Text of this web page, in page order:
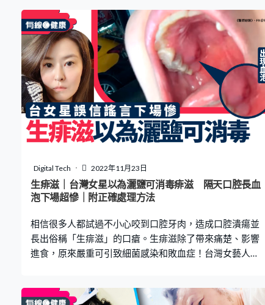
敏反應。 2歲男童霉菌入體內 致呼吸道疾病不治 據英國
《BBC》報道，當地一名2歲男童Awaab Ishak，因經常咳
嗽和氣喘且不斷惡化而入院，可惜多次轉院治療最終仍不
治。負責驗屍的醫生指，男童的呼吸道收緊並過敏，檢查
發現了內有由真菌引起的嚴重炎症。因此男童死因被斷定
為因霉菌進入體內，引發呼吸系統疾病身亡。 大量黴菌引
起過敏反應 男童死後，當地專家Malcolm Richardson曾到
他家中進行調查，從浴室和廚房的牆壁、天花板、臥室的
櫥櫃裡等地方都發現了大量黴菌。專家指出，由於這些真
病。由於房子是租住的，男童父親表示兒子去世前，一直
要求業主清理家中霉菌及處理長期發霉問題，但業主就因
為合約問題而未有採取任何行動。 消委會：黴菌影響過敏
黴
Digital Tech 2022年11月23日
生痱滋｜台灣女星以為灑鹽可消毒痱滋 隔天口腔長血
泡下場超慘｜附正確處理方法
相信很多人都試過不小心咬到口腔牙肉，造成口腔潰瘍並
長出俗稱「生痱滋」的口瘡。生痱滋除了帶來痛楚、影響
進食，原來嚴重可引致細菌感染和敗血症！台灣女藝人宋
現血泡，惡化至不能進食。醫生診斷後，指她的痱滋已出